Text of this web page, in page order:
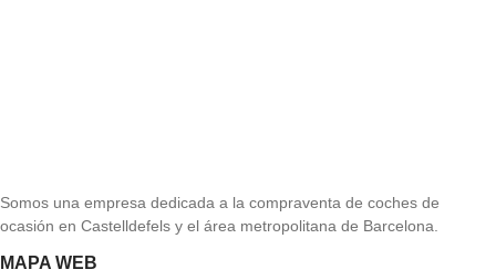
Somos una empresa dedicada a la compraventa de coches de
ocasión en Castelldefels y el área metropolitana de Barcelona.
MAPA WEB